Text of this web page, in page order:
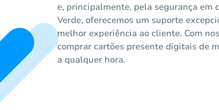
e, principalmente, pela segurança em
Verde, oferecemos um suporte
melhor experiência ao cliente. Com
comprar cartões presente digitais de
a qualquer hora.